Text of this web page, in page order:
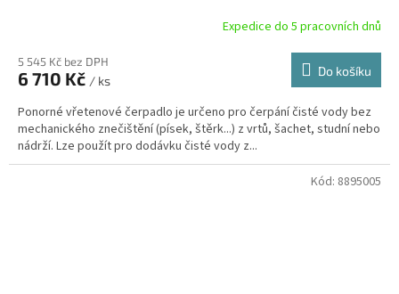
Expedice do 5 pracovních dnů
5 545 Kč bez DPH
6 710 Kč / ks
Do košíku
Ponorné vřetenové čerpadlo je určeno pro čerpání čisté vody bez
mechanického znečištění (písek, štěrk...) z vrtů, šachet, studní nebo
nádrží. Lze použít pro dodávku čisté vody z...
Kód: 8895005